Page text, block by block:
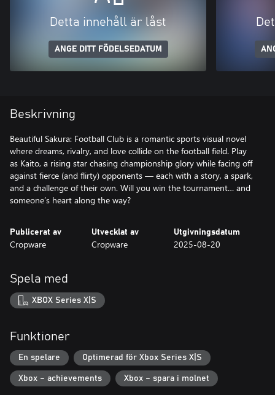
Detta innehåll är låst
ANGE DITT FÖDELSEDATUM
Beskrivning
Beautiful Sakura: Football Club is a romantic sports visual novel
where dreams, rivalry, and love collide on the football field. Play
as Kaito, a rising star chasing championship glory while facing off
against fierce (and flirty) opponents — each with a story, a spark,
and a challenge of their own. Will you win the tournament… and
someone’s heart along the way?
Publicerat av
Cropware
Utvecklat av
Cropware
Utgivningsdatum
2025-08-20
Spela med
XBOX Series X|S
Funktioner
En spelare Optimerad för Xbox Series X|S
Xbox – achievements Xbox – spara i molnet